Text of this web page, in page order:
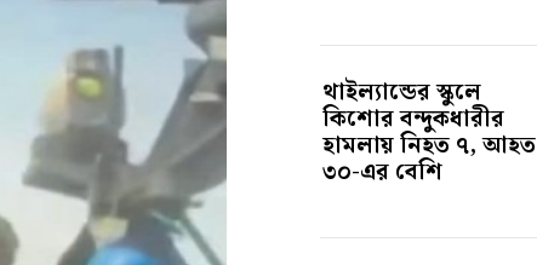
থাইল্যান্ডের স্কুলে
কিশোর বন্দুকধারীর
হামলায় নিহত ৭, আহত
৩০-এর বেশি